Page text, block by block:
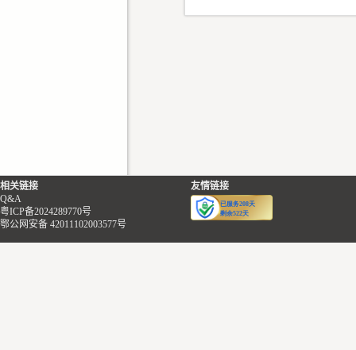
相关链接
Q&A
粤ICP备2024289770号
鄂公网安备 42011102003577号
友情链接